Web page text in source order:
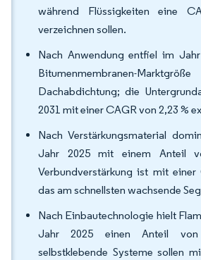
während Flüssigkeiten eine
verzeichnen sollen.
Nach Anwendung entfiel im
Bitumenmembranen-
Dachabdichtung; die
2031 mit einer CAGR von 2,23 %
Nach Verstärkungsmaterial
Jahr 2025 mit einem Anteil
Verbundverstärkung ist mit
das am schnellsten wachsende
Nach Einbautechnologie hielt
Jahr 2025 einen Anteil
selbstklebende Systeme sollen